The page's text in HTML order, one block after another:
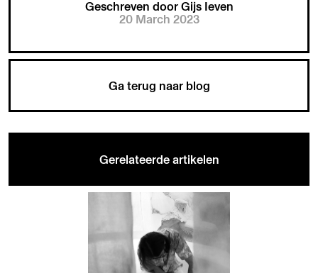
Geschreven door Gijs Ieven
20 March 2023
Ga terug naar blog
Gerelateerde artikelen